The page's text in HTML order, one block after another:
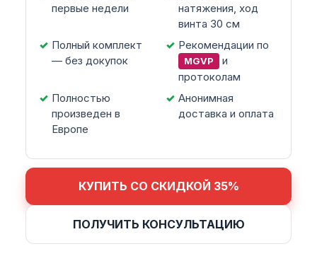
первые недели
натяжения, ход
винта 30 см
Полный комплект
— без докупок
Рекомендации по
MGVP
и
протоколам
Полностью
произведен в
Европе
Анонимная
доставка и оплата
КУПИТЬ СО СКИДКОЙ 35%
ПОЛУЧИТЬ КОНСУЛЬТАЦИЮ